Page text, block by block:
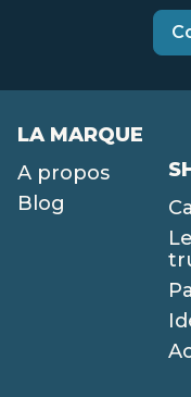
LA MARQUE
A propos
Blog